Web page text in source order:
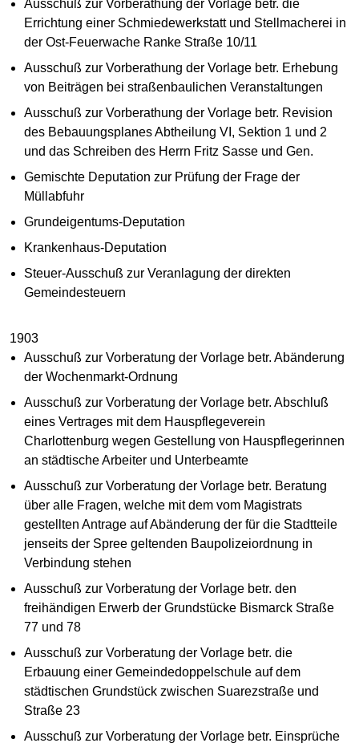
Ausschuß zur Vorberathung der Vorlage betr. die
Errichtung einer Schmiedewerkstatt und Stellmacherei in
der Ost-Feuerwache Ranke Straße 10/11
Ausschuß zur Vorberathung der Vorlage betr. Erhebung
von Beiträgen bei straßenbaulichen Veranstaltungen
Ausschuß zur Vorberathung der Vorlage betr. Revision
des Bebauungsplanes Abtheilung VI, Sektion 1 und 2
und das Schreiben des Herrn Fritz Sasse und Gen.
Gemischte Deputation zur Prüfung der Frage der
Müllabfuhr
Grundeigentums-Deputation
Krankenhaus-Deputation
Steuer-Ausschuß zur Veranlagung der direkten
Gemeindesteuern
1903
Ausschuß zur Vorberatung der Vorlage betr. Abänderung
der Wochenmarkt-Ordnung
Ausschuß zur Vorberatung der Vorlage betr. Abschluß
eines Vertrages mit dem Hauspflegeverein
Charlottenburg wegen Gestellung von Hauspflegerinnen
an städtische Arbeiter und Unterbeamte
Ausschuß zur Vorberatung der Vorlage betr. Beratung
über alle Fragen, welche mit dem vom Magistrats
gestellten Antrage auf Abänderung der für die Stadtteile
jenseits der Spree geltenden Baupolizeiordnung in
Verbindung stehen
Ausschuß zur Vorberatung der Vorlage betr. den
freihändigen Erwerb der Grundstücke Bismarck Straße
77 und 78
Ausschuß zur Vorberatung der Vorlage betr. die
Erbauung einer Gemeindedoppelschule auf dem
städtischen Grundstück zwischen Suarezstraße und
Straße 23
Ausschuß zur Vorberatung der Vorlage betr. Einsprüche